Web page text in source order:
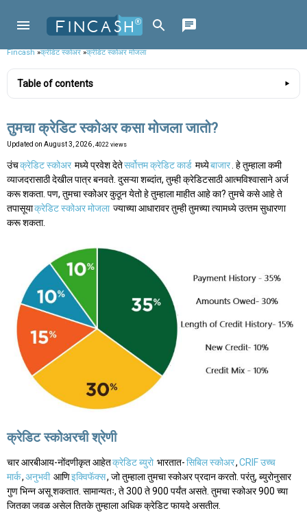
Fincash»क्रेडिट स्कोअर»क्रेडिट स्कोअर मोजला
Table of contents
तुमचा क्रेडिट स्कोअर कसा मोजला जातो?
Updated on August 3, 2026 , 4022 views
उंचक्रेडिट स्कोअर मध्ये प्रवेश देतेसर्वोत्तम क्रेडिट कार्ड मध्येबाजार. हे तुम्हाला कमी
व्याजदरासाठी देखील पात्र बनवते. दुसऱ्या शब्दांत, तुम्ही क्रेडिटसाठी आत्मविश्वासाने अर्ज
करू शकता. पण, तुमचा स्कोअर कुठून येतो हे तुम्हाला माहीत आहे का? तुमचे कसे आहे ते
तपासूयाक्रेडिट स्कोअर मोजला ज्‍याच्‍या आधारावर तुम्‍ही तुमच्‍या त्‍यामध्‍ये उत्‍तम सुधारणा
करू शकता.
क्रेडिट स्कोअरची श्रेणी
चार आरबीआय-नोंदणीकृत आहेतक्रेडिट ब्युरो भारतात-सिबिल स्कोअर,CRIF उच्च
मार्क,अनुभवी आणिइक्विफॅक्स, जो तुम्हाला तुमचा स्कोअर प्रदान करतो. परंतु, ब्युरोनुसार
गुण भिन्न असू शकतात. सामान्यतः, ते 300 ते 900 पर्यंत असते. तुमचा स्कोअर 900 च्या
जितका जवळ असेल तितके तुम्हाला अधिक क्रेडिट फायदे असतील.